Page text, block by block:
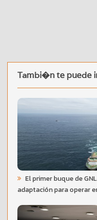
Tambi�n te puede
El primer buque de
adaptación para operar